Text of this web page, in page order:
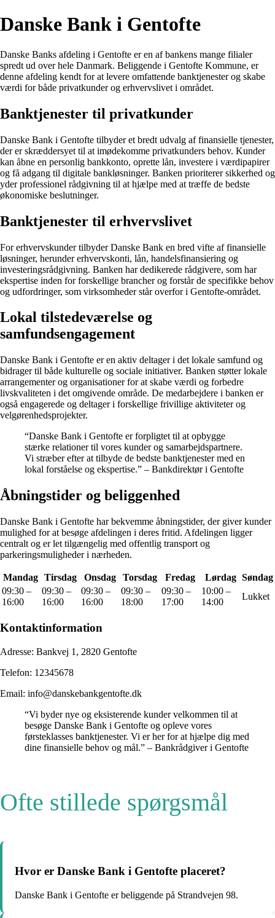
Danske Bank i Gentofte
Danske Banks afdeling i Gentofte er en af bankens mange filialer
spredt ud over hele Danmark. Beliggende i Gentofte Kommune, er
denne afdeling kendt for at levere omfattende banktjenester og skabe
værdi for både privatkunder og erhvervslivet i området.
Banktjenester til privatkunder
Danske Bank i Gentofte tilbyder et bredt udvalg af finansielle tjenester,
der er skræddersyet til at imødekomme privatkunders behov. Kunder
kan åbne en personlig bankkonto, oprette lån, investere i værdipapirer
og få adgang til digitale bankløsninger. Banken prioriterer sikkerhed og
yder professionel rådgivning til at hjælpe med at træffe de bedste
økonomiske beslutninger.
Banktjenester til erhvervslivet
For erhvervskunder tilbyder Danske Bank en bred vifte af finansielle
løsninger, herunder erhvervskonti, lån, handelsfinansiering og
investeringsrådgivning. Banken har dedikerede rådgivere, som har
ekspertise inden for forskellige brancher og forstår de specifikke behov
og udfordringer, som virksomheder står overfor i Gentofte-området.
Lokal tilstedeværelse og
samfundsengagement
Danske Bank i Gentofte er en aktiv deltager i det lokale samfund og
bidrager til både kulturelle og sociale initiativer. Banken støtter lokale
arrangementer og organisationer for at skabe værdi og forbedre
livskvaliteten i det omgivende område. De medarbejdere i banken er
også engagerede og deltager i forskellige frivillige aktiviteter og
velgørenhedsprojekter.
“Danske Bank i Gentofte er forpligtet til at opbygge
stærke relationer til vores kunder og samarbejdspartnere.
Vi stræber efter at tilbyde de bedste banktjenester med en
lokal forståelse og ekspertise.” – Bankdirektør i Gentofte
Åbningstider og beliggenhed
Danske Bank i Gentofte har bekvemme åbningstider, der giver kunder
mulighed for at besøge afdelingen i deres fritid. Afdelingen ligger
centralt og er let tilgængelig med offentlig transport og
parkeringsmuligheder i nærheden.
Mandag Tirsdag Onsdag Torsdag Fredag Lørdag Søndag
09:30 –
16:00
09:30 –
16:00
09:30 –
16:00
09:30 –
18:00
09:30 –
17:00
10:00 –
14:00
Lukket
Kontaktinformation
Adresse: Bankvej 1, 2820 Gentofte
Telefon: 12345678
Email: info@danskebankgentofte.dk
“Vi byder nye og eksisterende kunder velkommen til at
besøge Danske Bank i Gentofte og opleve vores
førsteklasses banktjenester. Vi er her for at hjælpe dig med
dine finansielle behov og mål.” – Bankrådgiver i Gentofte
Ofte stillede spørgsmål
Hvor er Danske Bank i Gentofte placeret?
Danske Bank i Gentofte er beliggende på Strandvejen 98.